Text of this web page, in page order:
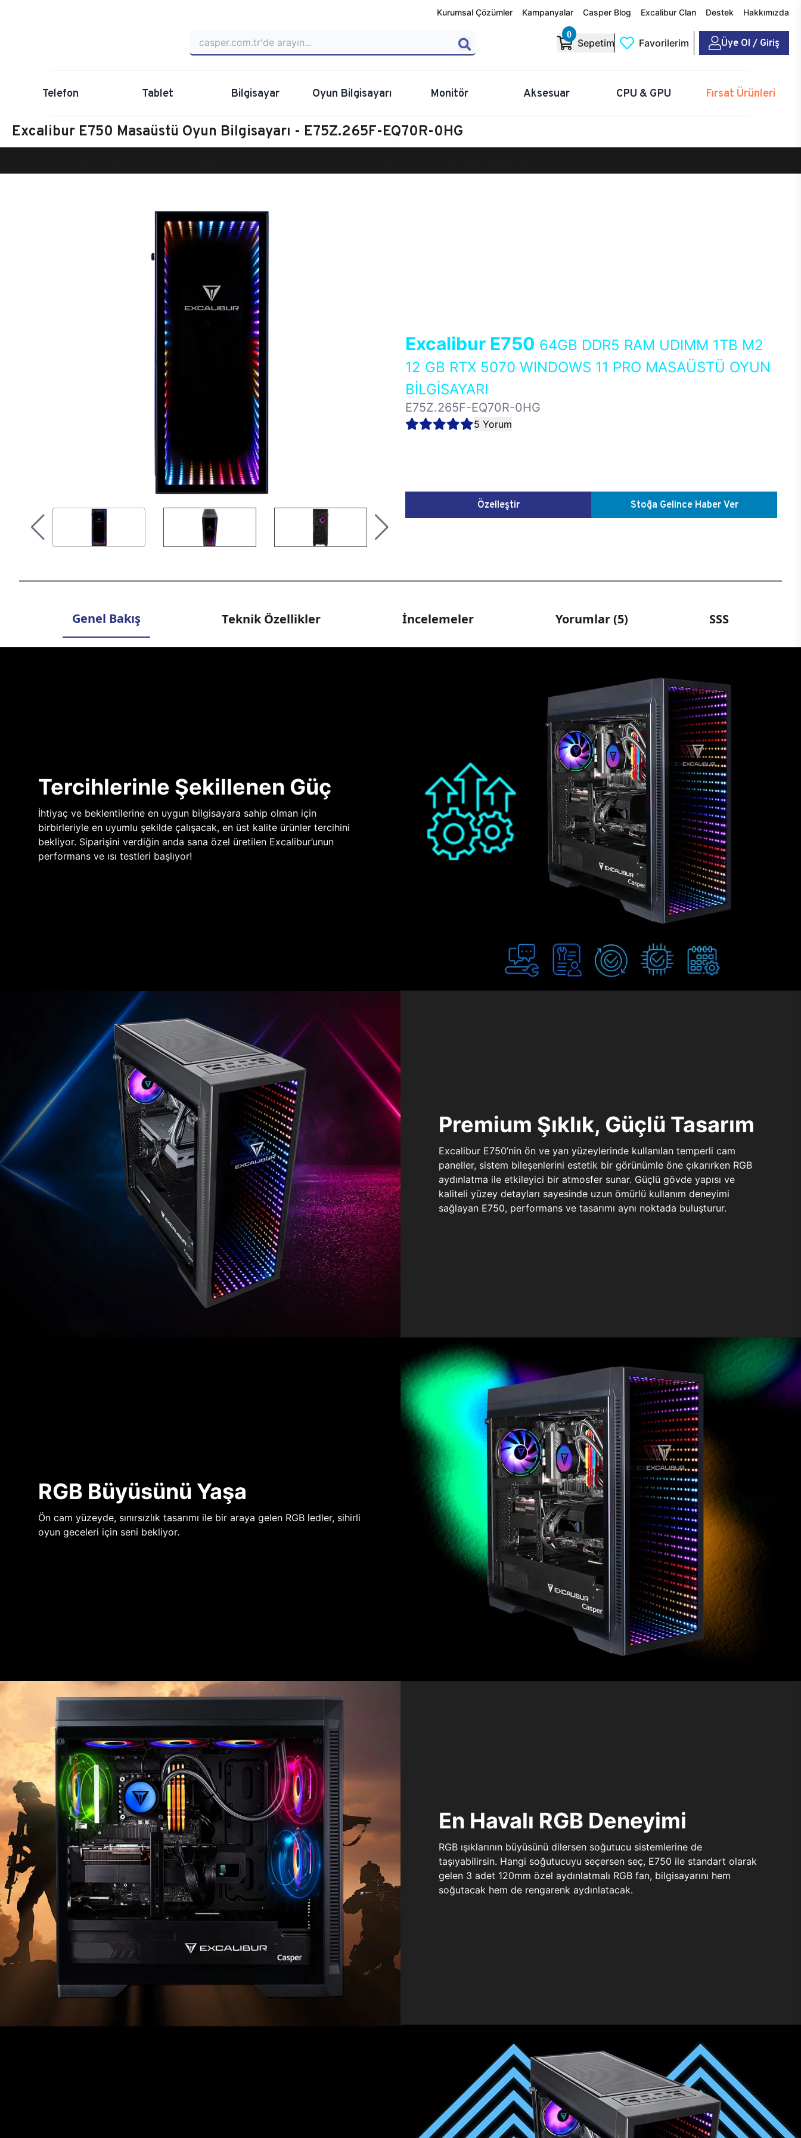
Kurumsal Çözümler Kampanyalar Casper Blog Excalibur Clan Destek Hakkımızda
0
Sepetim Favorilerim Üye Ol / Giriş
Telefon Tablet Bilgisayar Oyun Bilgisayarı Monitör Aksesuar CPU & GPU Fırsat Ürünleri
Excalibur E750 Masaüstü Oyun Bilgisayarı - E75Z.265F-EQ70R-0HG
Excalibur E750 64GB DDR5 RAM UDIMM 1TB M2
12 GB RTX 5070 WINDOWS 11 PRO MASAÜSTÜ OYUN
BİLGİSAYARI
E75Z.265F-EQ70R-0HG
5 Yorum
Özelleştir Stoğa Gelince Haber Ver
Genel Bakış Teknik Özellikler İncelemeler Yorumlar (5) SSS
Tercihlerinle Şekillenen Güç
İhtiyaç ve beklentilerine en uygun bilgisayara sahip olman için
birbirleriyle en uyumlu şekilde çalışacak, en üst kalite ürünler tercihini
bekliyor. Siparişini verdiğin anda sana özel üretilen Excalibur’unun
performans ve ısı testleri başlıyor!
Premium Şıklık, Güçlü Tasarım
Excalibur E750’nin ön ve yan yüzeylerinde kullanılan temperli cam
paneller, sistem bileşenlerini estetik bir görünümle öne çıkarırken RGB
aydınlatma ile etkileyici bir atmosfer sunar. Güçlü gövde yapısı ve
kaliteli yüzey detayları sayesinde uzun ömürlü kullanım deneyimi
sağlayan E750, performans ve tasarımı aynı noktada buluşturur.
RGB Büyüsünü Yaşa
Ön cam yüzeyde, sınırsızlık tasarımı ile bir araya gelen RGB ledler, sihirli
oyun geceleri için seni bekliyor.
En Havalı RGB Deneyimi
RGB ışıklarının büyüsünü dilersen soğutucu sistemlerine de
taşıyabilirsin. Hangi soğutucuyu seçersen seç, E750 ile standart olarak
gelen 3 adet 120mm özel aydınlatmalı RGB fan, bilgisayarını hem
soğutacak hem de rengarenk aydınlatacak.